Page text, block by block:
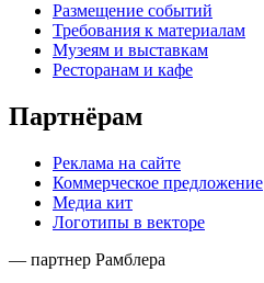
Размещение событий
Требования к материалам
Музеям и выставкам
Ресторанам и кафе
Партнёрам
Реклама на сайте
Коммерческое предложение
Медиа кит
Логотипы в векторе
— партнер Рамблера